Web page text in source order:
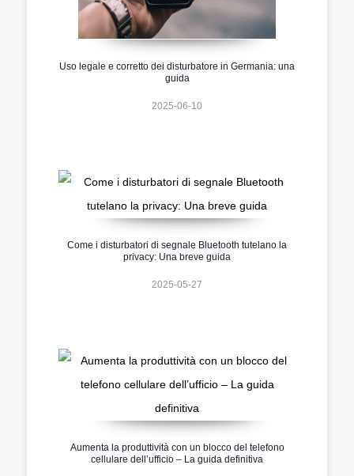
Uso legale e corretto dei disturbatore in Germania: una
guida
2025-06-10
Come i disturbatori di segnale Bluetooth tutelano la
privacy: Una breve guida
2025-05-27
Aumenta la produttività con un blocco del telefono
cellulare dell’ufficio – La guida definitiva